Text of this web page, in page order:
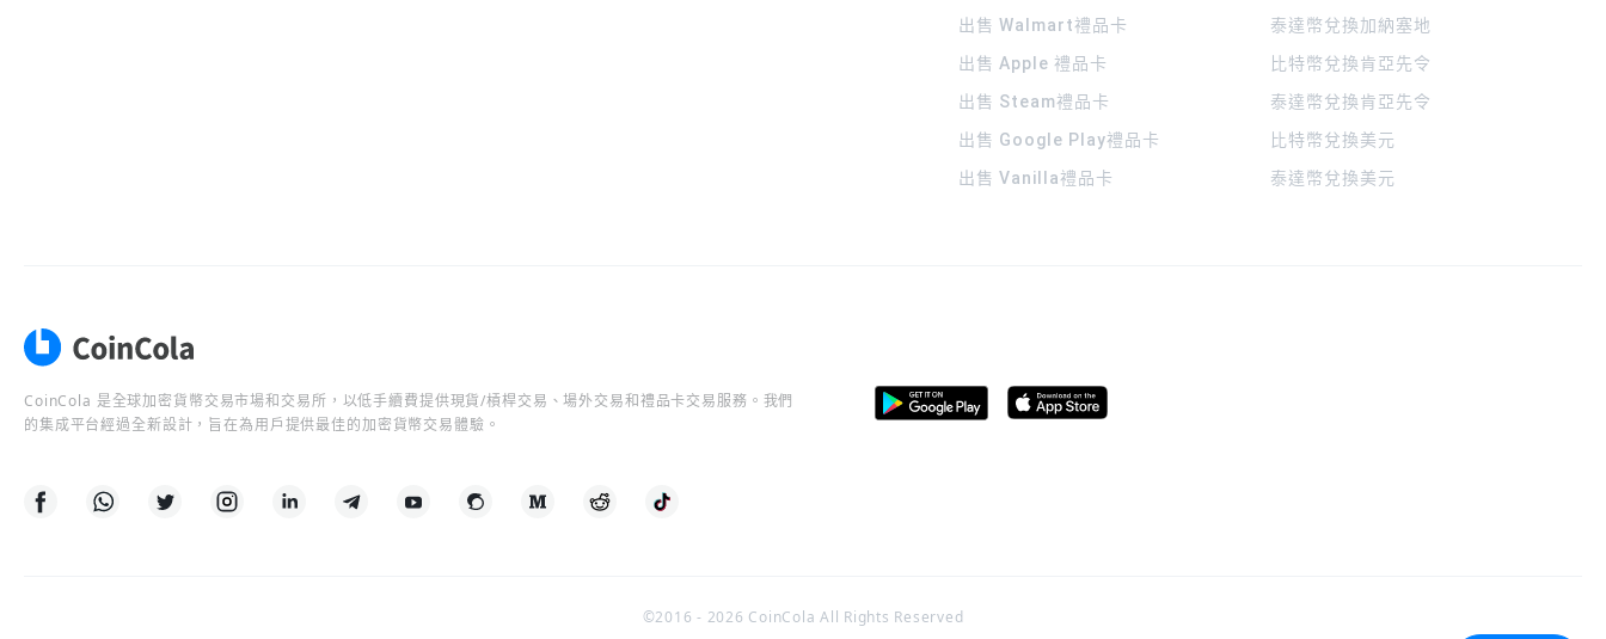
出售 Walmart禮品卡
出售 Apple 禮品卡
出售 Steam禮品卡
出售 Google Play禮品卡
出售 Vanilla禮品卡
泰達幣兌換加納塞地
比特幣兌換肯亞先令
泰達幣兌換肯亞先令
比特幣兌換美元
泰達幣兌換美元
CoinCola 是全球加密貨幣交易市場和交易所，以低手續費提供現貨/槓桿交易、場外交易和禮品卡交易服務。我們
的集成平台經過全新設計，旨在為用戶提供最佳的加密貨幣交易體驗。
©2016 - 2026 CoinCola All Rights Reserved